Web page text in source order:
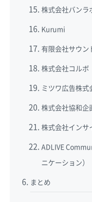
株式会社バンラ
Kurumi
有限会社サウン
株式会社コルボ
ミツワ広告株
株式会社協和企
株式会社インサ
ADLIVE
ニケーション）
まとめ